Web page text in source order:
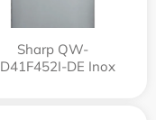
Sharp QW-
DE Inox